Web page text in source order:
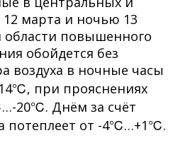
марта и ночью 13
повышенного
обойдется без
воздуха в ночные часы
при прояснениях
20℃. Днём за счёт
потеплеет от -4℃…+1℃.